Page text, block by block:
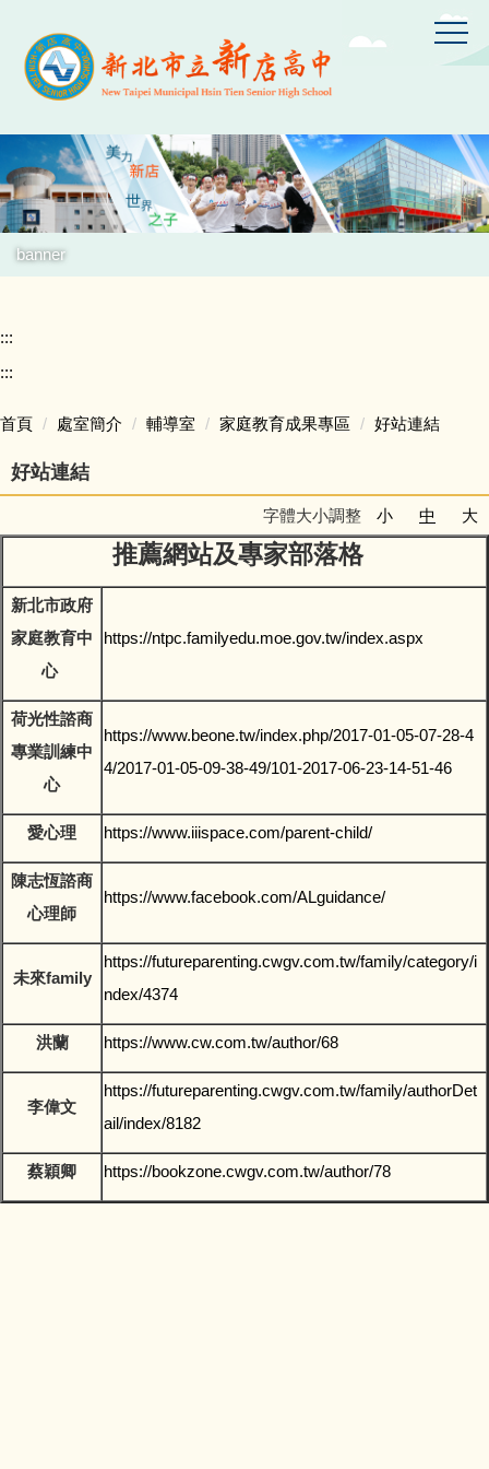
主
容
區
banner
:::
:::
首頁 處室簡介 輔導室 家庭教育成果專區 好站連結
好站連結
字體大小調整 小 中 大
推薦網站及專家部落格
新北市政府
家庭教育中
心
https://ntpc.familyedu.moe.gov.tw/index.aspx
荷光性諮商
專業訓練中
心
https://www.beone.tw/index.php/2017-01-05-07-28-4
4/2017-01-05-09-38-49/101-2017-06-23-14-51-46
愛心理 https://www.iiispace.com/parent-child/
陳志恆諮商
心理師
https://www.facebook.com/ALguidance/
未來family
https://futureparenting.cwgv.com.tw/family/category/i
ndex/4374
洪蘭 https://www.cw.com.tw/author/68
李偉文
https://futureparenting.cwgv.com.tw/family/authorDet
ail/index/8182
蔡穎卿 https://bookzone.cwgv.com.tw/author/78